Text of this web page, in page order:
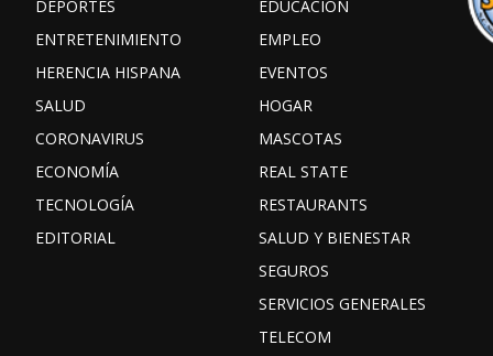
DEPORTES
ENTRETENIMIENTO
HERENCIA HISPANA
SALUD
CORONAVIRUS
ECONOMÍA
TECNOLOGÍA
EDITORIAL
EDUCACIÓN
EMPLEO
EVENTOS
HOGAR
MASCOTAS
REAL STATE
RESTAURANTS
SALUD Y BIENESTAR
SEGUROS
SERVICIOS GENERALES
TELECOM